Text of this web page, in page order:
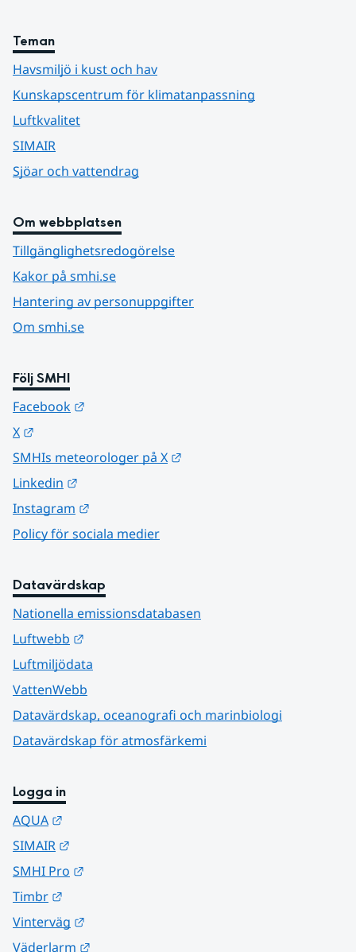
Teman
Havsmiljö i kust och hav
Kunskapscentrum för klimatanpassning
Luftkvalitet
SIMAIR
Sjöar och vattendrag
Om webbplatsen
Tillgänglighetsredogörelse
Kakor på smhi.se
Hantering av personuppgifter
Om smhi.se
Följ SMHI
Facebook
X
SMHIs meteorologer på X
Linkedin
Instagram
Policy för sociala medier
Datavärdskap
Nationella emissionsdatabasen
Luftwebb
Luftmiljödata
VattenWebb
Datavärdskap, oceanografi och marinbiologi
Datavärdskap för atmosfärkemi
Logga in
AQUA
SIMAIR
SMHI Pro
Timbr
Vinterväg
Väderlarm